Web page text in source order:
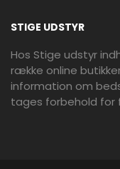
STIGE UDSTYR
Hos Stige udstyr
række online
information om
tages forbehold for